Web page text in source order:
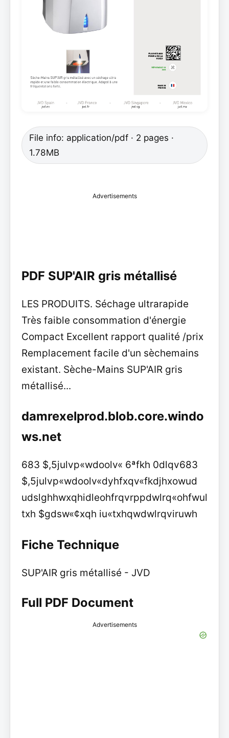
File info: application/pdf · 2 pages ·
1.78MB
Advertisements
PDF SUP'AIR gris métallisé
LES PRODUITS. Séchage ultrarapide
Très faible consommation d'énergie
Compact Excellent rapport qualité /prix
Remplacement facile d'un sèchemains
existant. Sèche-Mains SUP'AIR gris
métallisé...
damrexelprod.blob.core.windo
ws.net
683 $,5julvp«wdoolv« 6ªfkh 0dlqv683
$,5julvp«wdoolv«dyhfxqv«fkdjhxowud
udslghhwxqhidleohfrqvrppdwlrq«ohfwul
txh $gdsw«¢xqh iu«txhqwdwlrqviruwh
Fiche Technique
SUP'AIR gris métallisé - JVD
Full PDF Document
Advertisements